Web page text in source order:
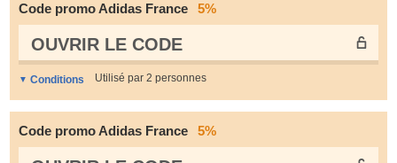
Code promo Adidas France 5%
OUVRIR LE СODE
Conditions Utilisé par 2 personnes
Code promo Adidas France 5%